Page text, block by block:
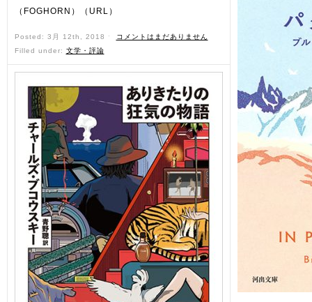
（FOGHORN）（URL）
Posted: 3月 12th, 2018 ˑ
コメントはまだありません
Filled under: 文学・評論